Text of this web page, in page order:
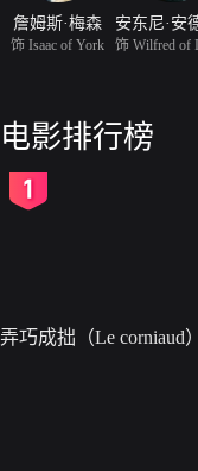
詹姆斯·梅森
饰 Isaac of York
电影排行榜
弄巧成拙（Le corniaud）